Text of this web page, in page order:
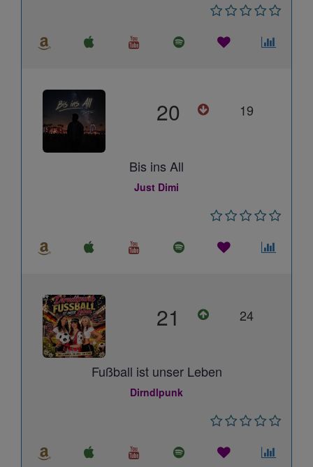
20 19
Bis ins All
Just Dimi
21 24
Fußball ist unser Leben
Dirndlpunk